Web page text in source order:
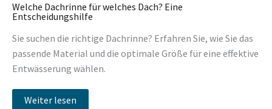
Welche Dachrinne für welches Dach? Eine
Entscheidungshilfe
Sie suchen die richtige Dachrinne? Erfahren Sie, wie Sie das
passende Material und die optimale Größe für eine effektive
Entwässerung wählen.
Weiter lesen